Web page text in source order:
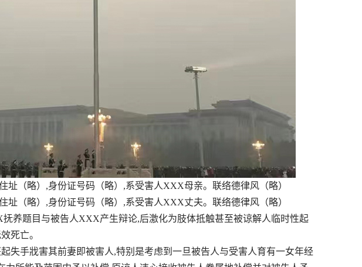
（略）,身份证号码（略）,系受害人XXX母亲。联络德律风（略）
（略）,身份证号码（略）,系受害人XXX丈夫。联络德律风（略）
题目与被告人XXX产生辩论,后激化为肢体抵触甚至被谅解人临时性起
死亡。
手戕害其前妻即被害人,特别是考虑到一旦被告人与受害人育有一女年经